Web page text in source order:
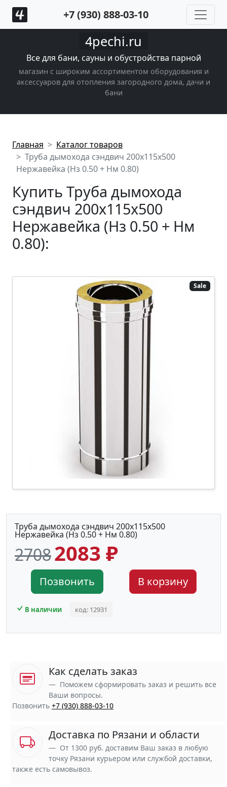
+7 (930) 888-03-10
4pechi.ru
Все для бани, сауны и обустройства парной
магазин с широким ассортиментом оборудования и
аксессуаров для отопления загородного дома, дачи и
бани
Главная
Каталог товаров
Труба дымохода сэндвич 200х115х500
Нержавейка (Нз 0.50 + Нм 0.80)
Купить Труба дымохода
сэндвич 200х115х500
Нержавейка (Нз 0.50 + Нм
0.80):
Sale
Труба дымохода сэндвич 200х115х500
Нержавейка (Нз 0.50 + Нм 0.80)
27082083 ₽
Позвонить В корзину
В наличии код: 12931
Как сделать заказ
Поможем сформировать заказ и решить все
Ваши вопросы.
Позвонить +7 (930) 888-03-10
Доставка по Рязани и области
От 1300 руб. доставим Ваш заказ в любую
точку Рязани курьером или службой доставки,
также есть самовывоз.